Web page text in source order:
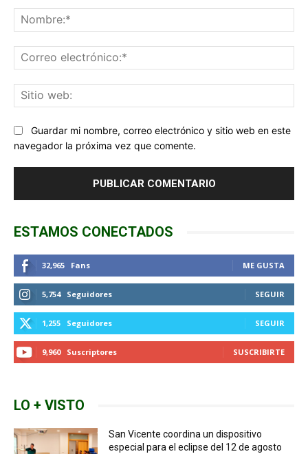
Guardar mi nombre, correo electrónico y sitio web en este
navegador la próxima vez que comente.
ESTAMOS CONECTADOS
32,965 Fans ME GUSTA
5,754 Seguidores SEGUIR
1,255 Seguidores SEGUIR
9,960 Suscriptores SUSCRIBIRTE
LO + VISTO
San Vicente coordina un dispositivo
especial para el eclipse del 12 de agosto